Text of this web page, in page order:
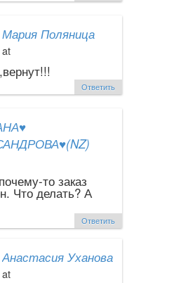
Мария Поляница
at
Ответить
то заказ
Что делать? А
Ответить
Анастасия Уханова
at